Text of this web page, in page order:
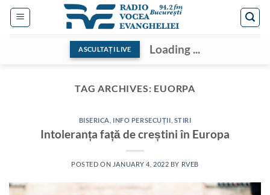
Skip
ASCULTAȚI LIVE Loading ...
TAG ARCHIVES: EUORPA
BISERICA INFO PERSECUȚII STIRI
Intoleranța față de creștini în Europa
POSTED ON JANUARY 4, 2022 BY RVEB